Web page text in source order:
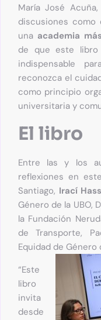
María José
discusiones
una academia
de que este libro
indispensable
reconozca el
como principio
universitaria y
El libro
Entre las y los
reflexiones en
Santiago, Irací
Género de la UBO,
la Fundación
de Transporte,
Equidad de Género
“Este
libro
invita
desde